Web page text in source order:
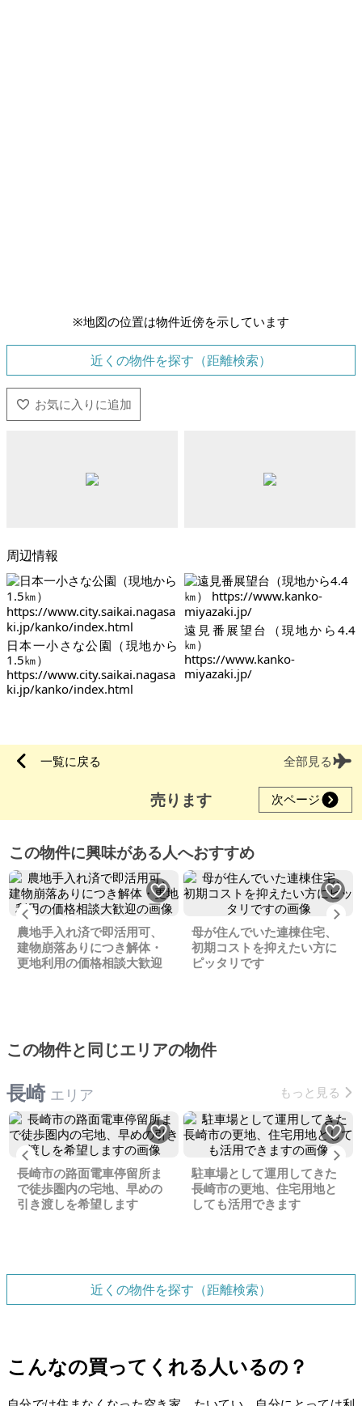
※地図の位置は物件近傍を示しています
近くの物件を探す（距離検索）
周辺情報
日本一小さな公園（現地から
1.5㎞）
https://www.city.saikai.nagasa
ki.jp/kanko/index.html
遠見番展望台（現地から4.4
㎞）
https://www.kanko-
miyazaki.jp/
一覧に戻る 全部見る
売ります 次ページ
この物件に興味がある人へおすすめ
Previous
農地手入れ済で即活用可、
建物崩落ありにつき解体・
更地利用の価格相談大歓迎
母が住んでいた連棟住宅、
初期コストを抑えたい方に
ピッタリです
この物件と同じエリアの物件
長崎 エリア もっと見る
Previous
長崎市の路面電車停留所ま
で徒歩圏内の宅地、早めの
引き渡しを希望します
駐車場として運用してきた
長崎市の更地、住宅用地と
しても活用できます
近くの物件を探す（距離検索）
こんなの買ってくれる人いるの？